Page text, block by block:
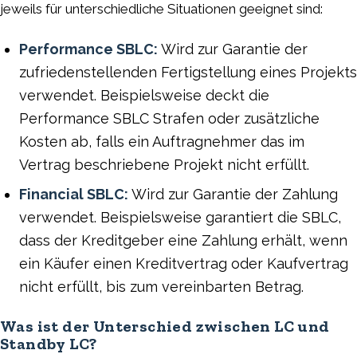
jeweils für unterschiedliche Situationen geeignet sind:
Performance SBLC: Wird zur Garantie der
zufriedenstellenden Fertigstellung eines Projekts
verwendet. Beispielsweise deckt die
Performance SBLC Strafen oder zusätzliche
Kosten ab, falls ein Auftragnehmer das im
Vertrag beschriebene Projekt nicht erfüllt.
Financial SBLC: Wird zur Garantie der Zahlung
verwendet. Beispielsweise garantiert die SBLC,
dass der Kreditgeber eine Zahlung erhält, wenn
ein Käufer einen Kreditvertrag oder Kaufvertrag
nicht erfüllt, bis zum vereinbarten Betrag.
Was ist der Unterschied zwischen LC und
Standby LC?